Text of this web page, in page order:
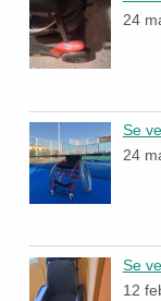
24
Se
24
Se
12